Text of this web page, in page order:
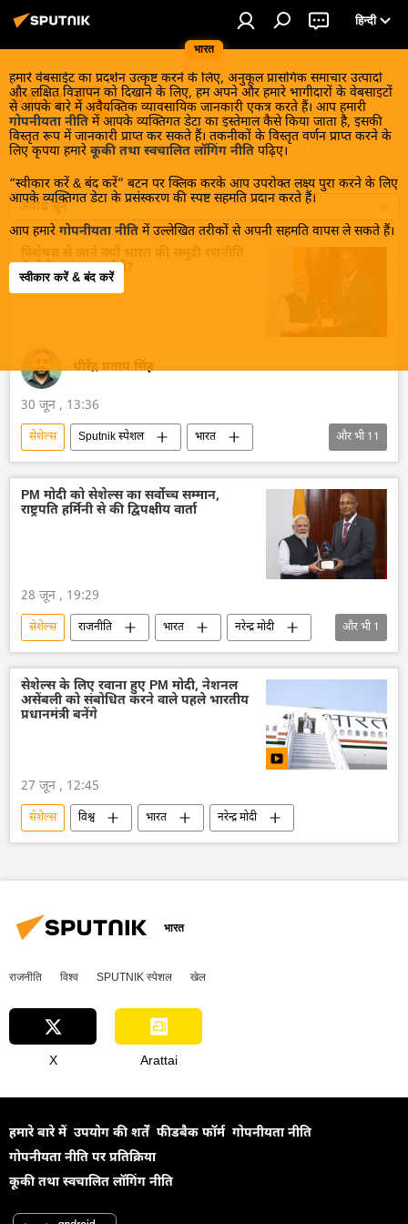
भारत
हिन्दी
हमारे वेबसाईट का प्रदर्शन उत्कृष्ट करने के लिए, अनुकूल प्रासंगिक समाचार उत्पादों
और लक्षित विज्ञापन को दिखाने के लिए, हम अपने और हमारे भागीदारों के वेबसाइटों
से आपके बारे में अवैयक्तिक व्यावसायिक जानकारी एकत्र करते हैं। आप हमारी
गोपनीयता नीतिमें आपके व्यक्तिगत डेटा का इस्तेमाल कैसे किया जाता है, इसकी
विस्तृत रूप में जानकारी प्राप्त कर सकते हैं। तकनीकों के विस्तृत वर्णन प्राप्त करने के
लिए कृपया हमारे कूकी तथा स्वचालित लॉगिंग नीति पढ़िए।
“स्वीकार करें & बंद करें” बटन पर क्लिक करके आप उपरोक्त लक्ष्य पुरा करने के लिए
आपके व्यक्तिगत डेटा के प्रसंस्करण की स्पष्ट सहमति प्रदान करते हैं।
आप हमारे गोपनीयता नीति में उल्लेखित तरीकों से अपनी सहमति वापस ले सकते हैं।
स्वीकार करें & बंद करें
सेशेल्स
अवधि चुनें
में सेशेल्स महत्वपूर्ण है?
धीरेंद्र प्रताप सिंह
30 जून , 13:36
सेशेल्स Sputnik स्पेशल
भारत
आत्मनिर्भर भारत
भारत का विकास
भारत सरकार
दिल्ली
नरेन्द्र मोदी
उत्तरी समुद्री मार्ग
हिन्द महासागर
और भी11
PM मोदी को सेशेल्स का सर्वोच्च सम्मान,
राष्ट्रपति हर्मिनी से की द्विपक्षीय वार्ता
28 जून , 19:29
सेशेल्स राजनीति भारत
नरेन्द्र मोदी
हिन्द महासागर
और भी1
सेशेल्स के लिए रवाना हुए PM मोदी, नेशनल
असेंबली को संबोधित करने वाले पहले भारतीय
प्रधानमंत्री बनेंगे
27 जून , 12:45
सेशेल्स विश्व भारत नरेन्द्र मोदी
भारत
राजनीति विश्व SPUTNIK स्पेशल खेल
X Arattai
हमारे बारे में उपयोग की शर्तें फीडबैक फॉर्म गोपनीयता नीति
गोपनीयता नीति पर प्रतिक्रिया
कूकी तथा स्वचालित लॉगिंग नीति